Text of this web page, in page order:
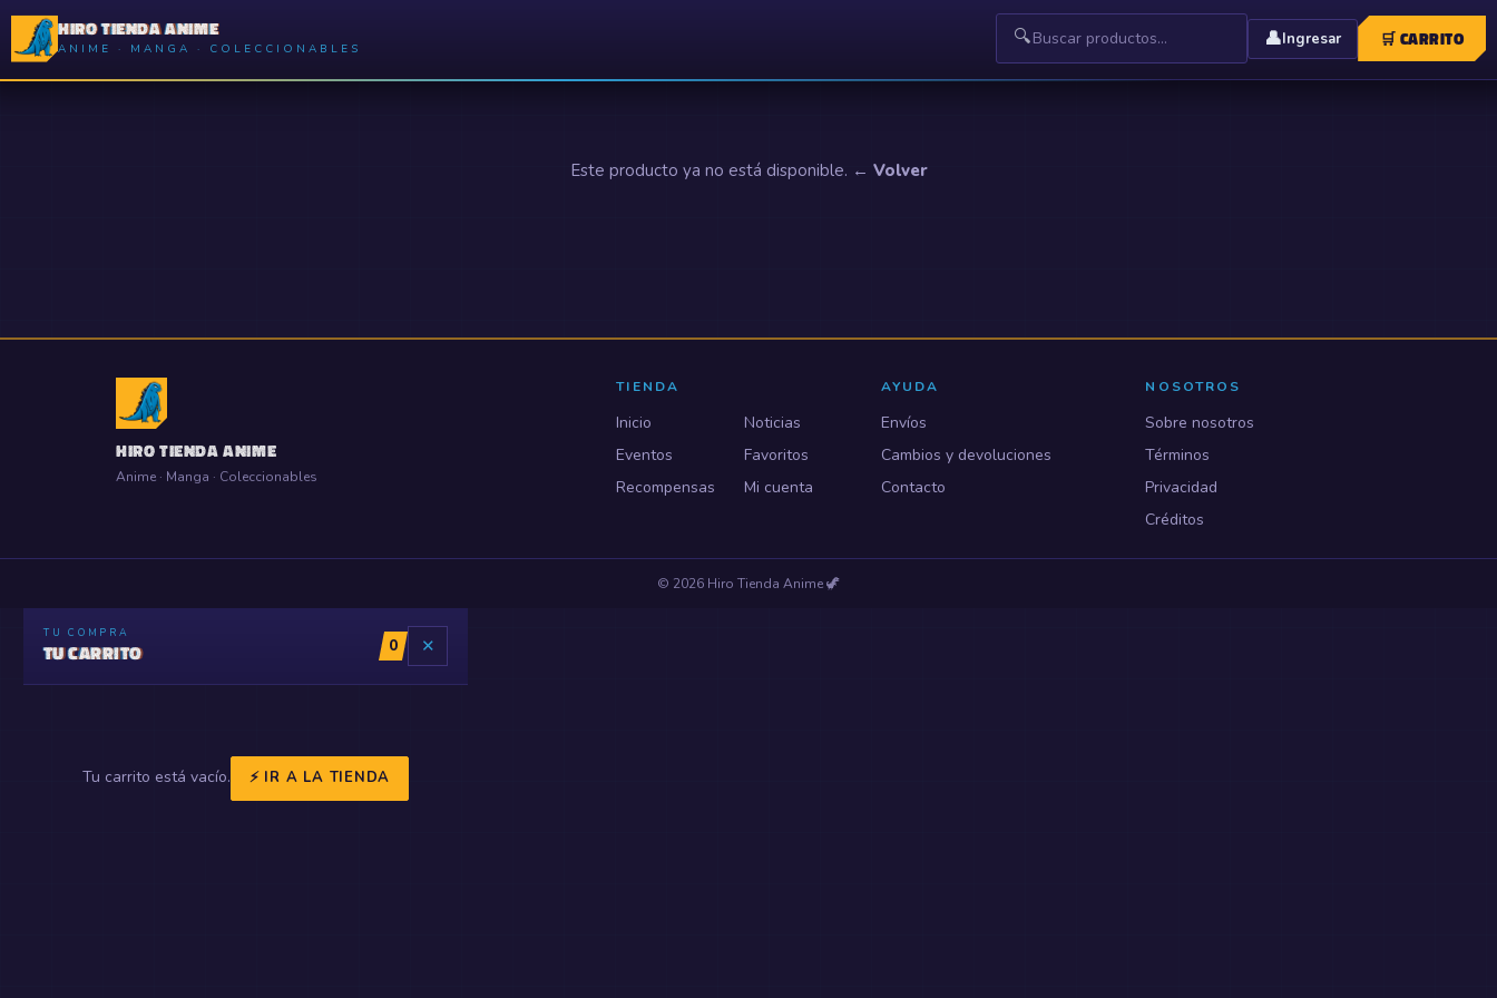
HIRO TIENDA ANIME
ANIME · MANGA · COLECCIONABLES 🔍 👤Ingresar 🛒CARRITO
Este producto ya no está disponible. ← Volver
HIRO TIENDA ANIME
Anime · Manga · Coleccionables
TIENDA
Inicio
Noticias
Eventos
Favoritos
Recompensas
Mi cuenta
AYUDA
Envíos
Cambios y devoluciones
Contacto
NOSOTROS
Sobre nosotros
Términos
Privacidad
Créditos
© 2026 Hiro Tienda Anime🦖
TU COMPRA
TU CARRITO 0 ✕
Tu carrito está vacío. ⚡ IR A LA TIENDA